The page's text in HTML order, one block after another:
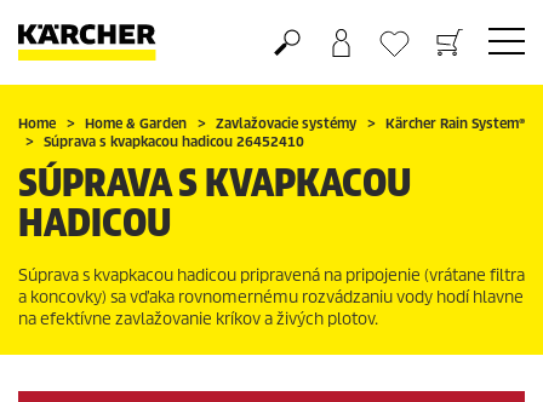
Nákupný košík
Obľúbené produkty
Home Home & Garden Zavlažovacie systémy Kärcher Rain System®
Súprava s kvapkacou hadicou 26452410
SÚPRAVA S KVAPKACOU
HADICOU
Súprava s kvapkacou hadicou pripravená na pripojenie (vrátane filtra
a koncovky) sa vďaka rovnomernému rozvádzaniu vody hodí hlavne
na efektívne zavlažovanie kríkov a živých plotov.